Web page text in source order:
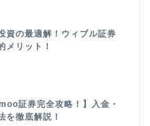
資の最適解！ウィブル証券
メリット！
証券完全攻略！】入金・
を徹底解説！